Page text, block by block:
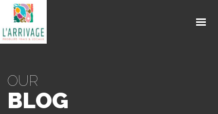
OUR
BLOG